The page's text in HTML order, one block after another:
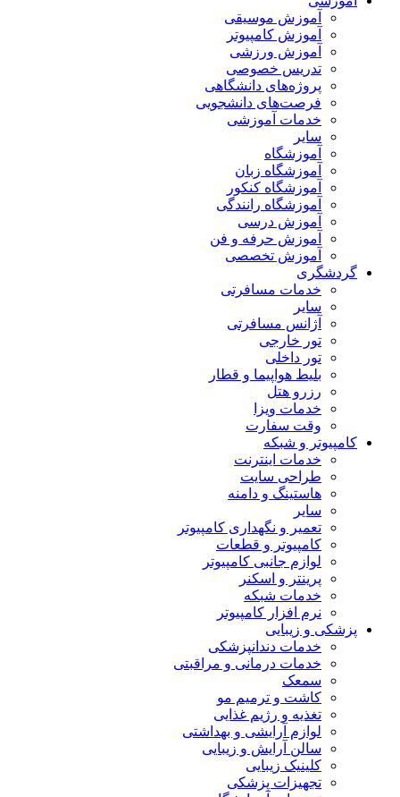
آموزش موسیقی
آموزش کامپیوتر
آموزش ورزشی
تدریس خصوصی
پروژه‌های دانشگاهی
فرصت‌های دانشجویی
خدمات آموزشی
سایر
آموزشگاه
آموزشگاه زبان
آموزشگاه کنکور
آموزشگاه رانندگی
آموزش درسی
آموزش حرفه و فن
آموزش تخصصی
گردشگری
خدمات مسافرتی
سایر
آژانس مسافرتی
تور خارجی
تور داخلی
بلیط هواپیما و قطار
رزرو هتل
خدمات ویزا
وقت سفارت
کامپیوتر و شبکه
خدمات اینترنت
طراحی سایت
هاستینگ و دامنه
سایر
تعمیر و نگهداری کامپیوتر
کامپیوتر و قطعات
لوازم جانبی کامپیوتر
پرینتر و اسکنر
خدمات شبکه
نرم افزار کامپیوتر
پزشکی و زیبایی
خدمات دندانپزشکی
خدمات درمانی و مراقبتی
سمعک
کاشت و ترمیم مو
تغذیه و رژیم غذایی
لوازم آرایشی و بهداشتی
سالن آرایش و زیبایی
کلینیک زیبایی
تجهیزات پزشکی